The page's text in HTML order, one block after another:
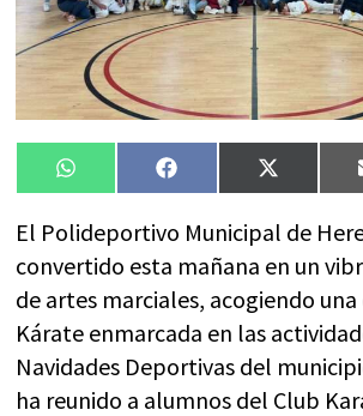
Compartir
en
WhatsAppCompartir
en
Facebook
en
X
El Polideportivo Municipal de
convertido esta mañana en un
de artes marciales, acogiendo
Kárate enmarcada en las
Navidades Deportivas del
ha reunido a alumnos del Club